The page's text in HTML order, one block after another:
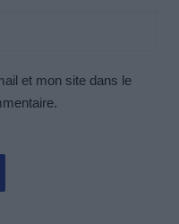
et mon site dans le